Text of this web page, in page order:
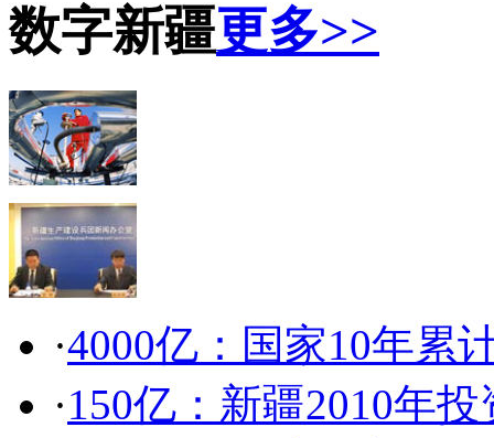
数字新疆更多>>
·4000亿：国家10年累
·150亿：新疆2010年